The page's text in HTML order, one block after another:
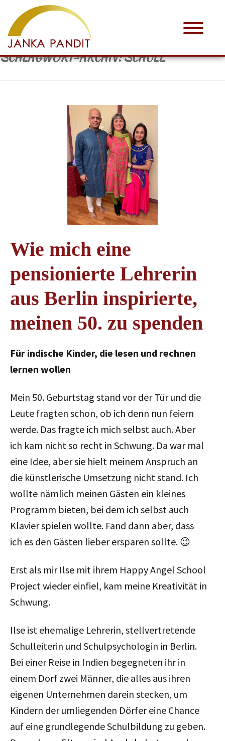
SCHLAGWORT-ARCHIV:SCHULE
Wie mich eine
pensionierte Lehrerin
aus Berlin inspirierte,
meinen 50. zu spenden
Für indische Kinder, die lesen und rechnen
lernen wollen
Mein 50. Geburtstag stand vor der Tür und die
Leute fragten schon, ob ich denn nun feiern
werde. Das fragte ich mich selbst auch. Aber
ich kam nicht so recht in Schwung. Da war mal
eine Idee, aber sie hielt meinem Anspruch an
die künstlerische Umsetzung nicht stand. Ich
wollte nämlich meinen Gästen ein kleines
Programm bieten, bei dem ich selbst auch
Klavier spielen wollte. Fand dann aber, dass
ich es den Gästen lieber ersparen sollte. 😉
Erst als mir Ilse mit ihrem Happy Angel School
Project wieder einfiel, kam meine Kreativität in
Schwung.
Ilse ist ehemalige Lehrerin, stellvertretende
Schulleiterin und Schulpsychologin in Berlin.
Bei einer Reise in Indien begegneten ihr in
einem Dorf zwei Männer, die alles aus ihren
eigenen Unternehmen darein stecken, um
Kindern der umliegenden Dörfer eine Chance
auf eine grundlegende Schulbildung zu geben.